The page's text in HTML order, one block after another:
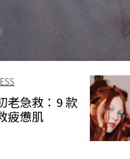
老急救：9 款
疲憊肌